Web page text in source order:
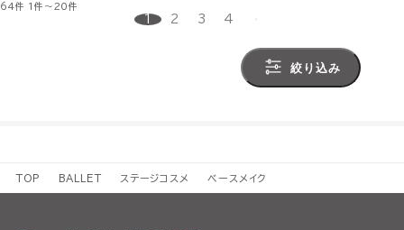
64件 1件～20件
1 2 3 4
絞り込み
TOP BALLET ステージコスメ ベースメイク